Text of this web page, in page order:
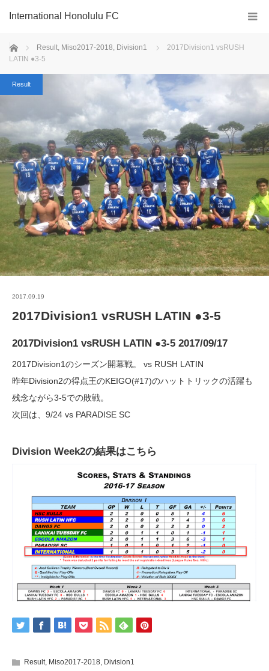
International Honolulu FC
ホーム Result, Miso2017-2018, Division1
2017Division1 vsRUSH
LATIN ●3-5
Result
2017.09.19
2017Division1 vsRUSH LATIN ●3-5
2017Division1 vsRUSH LATIN ●3-5 2017/09/17
2017Division1のシーズン開幕戦。 vs RUSH LATIN
昨年Division2の得点王のKEIGO(#17)のハットトリックの活躍も
残念ながら3-5での敗戦。
次回は、9/24 vs PARADISE SC
Division Week2の結果はこちら
Result, Miso2017-2018, Division1